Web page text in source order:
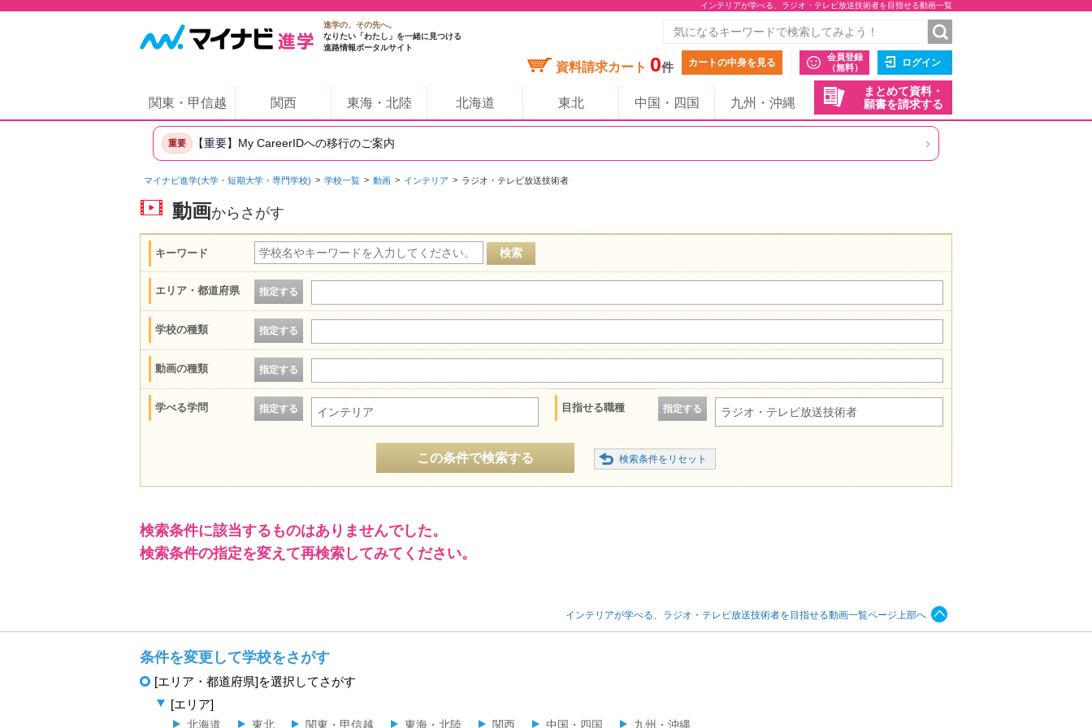
インテリアが学べる、ラジオ・テレビ放送技術者を目指せる動画一覧
進学の、その先へ。
なりたい「わたし」を一緒に見つける
進路情報ポータルサイト
資料請求カート 0件 カートの中身を見る
会員登録
（無料）
ログイン
まとめて資料・
願書を請求する
関東・甲信越 関西 東海・北陸 北海道 東北 中国・四国 九州・沖縄
重要 【重要】My CareerIDへの移行のご案内 ›
マイナビ進学(大学・短期大学・専門学校) 学校一覧 動画 インテリア ラジオ・テレビ放送技術者
動画からさがす
キーワード
エリア・都道府県 指定する
学校の種類 指定する
動画の種類 指定する
学べる学問 指定する インテリア 目指せる職種 指定する ラジオ・テレビ放送技術者
この条件で検索する
検索条件に該当するものはありませんでした。
検索条件の指定を変えて再検索してみてください。
インテリアが学べる、ラジオ・テレビ放送技術者を目指せる動画一覧ページ上部へ
条件を変更して学校をさがす
[エリア・都道府県]を選択してさがす
[エリア]
北海道 東北 関東・甲信越 東海・北陸 関西 中国・四国 九州・沖縄